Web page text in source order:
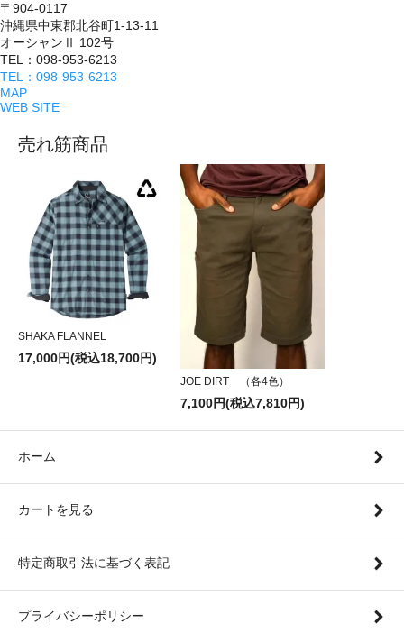
〒904-0117
沖縄県中東郡北谷町1-13-11
オーシャンⅡ 102号
TEL：098-953-6213
TEL：098-953-6213
MAP
WEB SITE
売れ筋商品
SHAKA FLANNEL
17,000円(税込18,700円)
JOE DIRT （各4色）
7,100円(税込7,810円)
ホーム
カートを見る
特定商取引法に基づく表記
プライバシーポリシー